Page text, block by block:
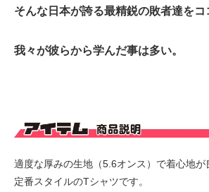
そんな日本が誇る最精鋭の敗者達をコ
我々が彼らから学んだ事は多い。
適度な厚みの生地（5.6オンス）で着心地
定番スタイルのTシャツです。